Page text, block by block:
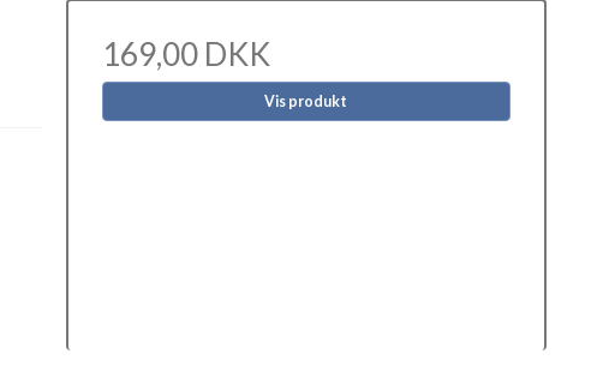
169,00 DKK
Vis produkt